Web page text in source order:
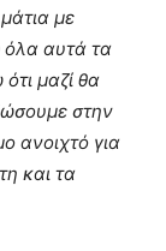
με
όλα αυτά τα
μαζί θα
στην
ανοιχτό για
και τα